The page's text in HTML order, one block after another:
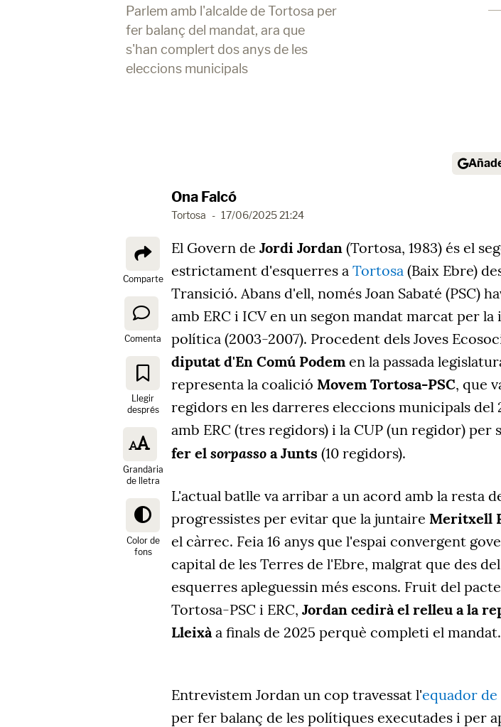
Parlem amb l'alcalde de Tortosa per
fer balanç del mandat, ara que
s'han complert dos anys de les
eleccions municipals
Ona Falcó
Tortosa - 17/06/2025 21:24
Comparte
Comenta
Llegir
després
Grandària
de lletra
Color de
fons
El Govern de Jordi Jordan (Tortosa, 1983) és el
estrictament d'esquerres a Tortosa (Baix Ebre)
Transició. Abans d'ell, només Joan Sabaté (PSC)
amb ERC i ICV en un segon mandat marcat per
política (2003-2007). Procedent dels Joves
diputat d'En Comú Podem en la passada
representa la coalició Movem Tortosa-PSC, que
regidors en les darreres eleccions municipals del
amb ERC (tres regidors) i la CUP (un regidor) per
fer el sorpasso a Junts (10 regidors).
L'actual batlle va arribar a un acord amb la resta
progressistes per evitar que la juntaire Meritxell
el càrrec. Feia 16 anys que l'espai convergent
capital de les Terres de l'Ebre, malgrat que des del
esquerres apleguessin més escons. Fruit del
Tortosa-PSC i ERC, Jordan cedirà el relleu a la
Lleixàa finals de 2025 perquè completi el mandat.
Entrevistem Jordan un cop travessat l'equador
per fer balanç de les polítiques executades i per